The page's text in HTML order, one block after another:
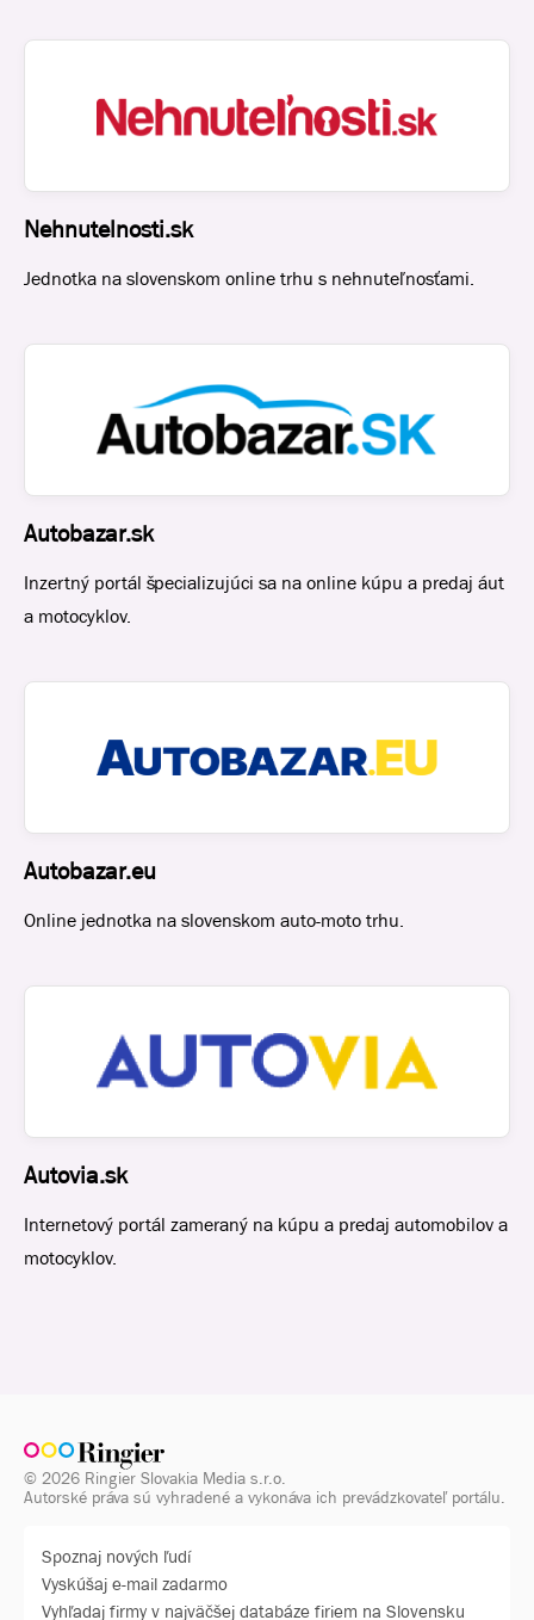
Nehnutelnosti.sk
Jednotka na slovenskom online trhu s nehnuteľnosťami.
Autobazar.sk
Inzertný portál špecializujúci sa na online kúpu a predaj áut
a motocyklov.
Autobazar.eu
Online jednotka na slovenskom auto-moto trhu.
Autovia.sk
Internetový portál zameraný na kúpu a predaj automobilov a
motocyklov.
© 2026 Ringier Slovakia Media s.r.o.
Autorské práva sú vyhradené a vykonáva ich prevádzkovateľ portálu.
Spoznaj nových ľudí
Vyskúšaj e-mail zadarmo
Vyhľadaj firmy v najväčšej databáze firiem na Slovensku